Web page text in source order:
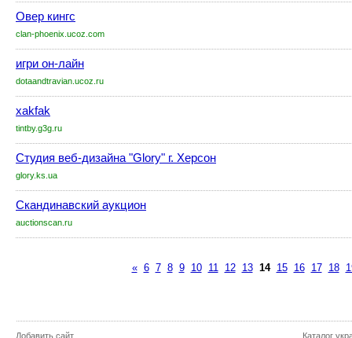
Овер кингс
clan-phoenix.ucoz.com
игри он-лайн
dotaandtravian.ucoz.ru
xakfak
tintby.g3g.ru
Студия веб-дизайна "Glory" г. Херсон
glory.ks.ua
Скандинавский аукцион
auctionscan.ru
« 6 7 8 9 10 11 12 13 14 15 16 17 18
Добавить сайт Каталог